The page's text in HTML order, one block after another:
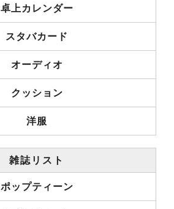
卓上カレンダー
スタバカード
オーディオ
クッション
洋服
雑誌リスト
ポップティーン